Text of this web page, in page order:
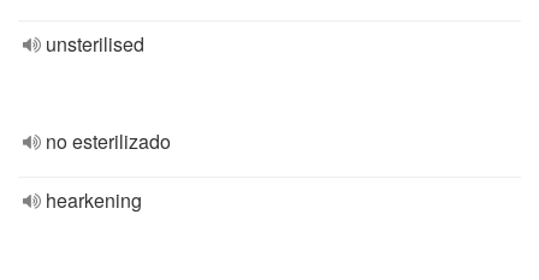
unsterilised
no esterilizado
hearkening